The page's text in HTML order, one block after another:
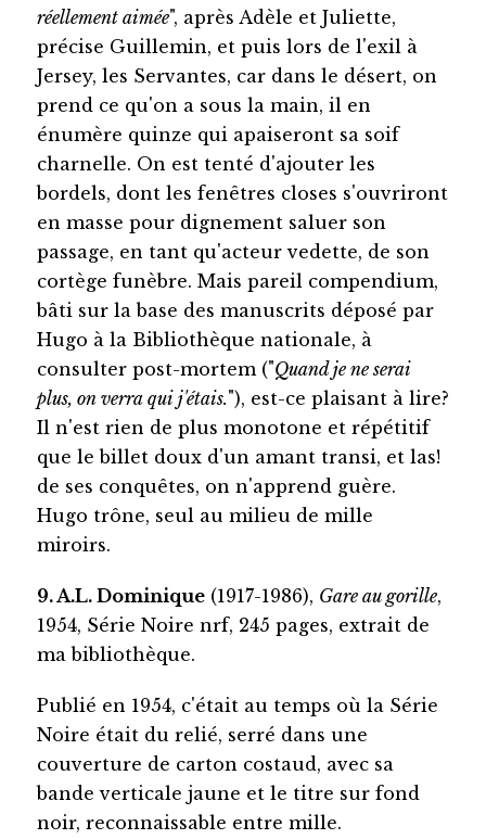
réellement aimée", après Adèle et Juliette,
précise Guillemin, et puis lors de l'exil à
Jersey, les Servantes, car dans le désert, on
prend ce qu'on a sous la main, il en
énumère quinze qui apaiseront sa soif
charnelle. On est tenté d'ajouter les
bordels, dont les fenêtres closes s'ouvriront
en masse pour dignement saluer son
passage, en tant qu'acteur vedette, de son
cortège funèbre. Mais pareil compendium,
bâti sur la base des manuscrits déposé par
Hugo à la Bibliothèque nationale, à
consulter post-mortem ("Quand je ne serai
plus, on verra qui j'étais."), est-ce plaisant à lire?
Il n'est rien de plus monotone et répétitif
que le billet doux d'un amant transi, et las!
de ses conquêtes, on n'apprend guère.
Hugo trône, seul au milieu de mille
miroirs.
9. A.L. Dominique(1917-1986), Gare au gorille,
1954, Série Noire nrf, 245 pages, extrait de
ma bibliothèque.
Publié en 1954, c'était au temps où la Série
Noire était du relié, serré dans une
couverture de carton costaud, avec sa
bande verticale jaune et le titre sur fond
noir, reconnaissable entre mille.